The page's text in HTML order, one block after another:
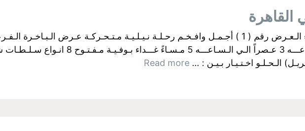
البواخر الفرعونية بالجيزة اولآ: رحــلات الـغـداء الـعـرض رقم ( 1 ) أجـمـل وافـخـم رحـلـة نـيـلـيـة مـتـحـركـة عـرض
الغــــداء سـعـر الـفـرد :350 جـنـيـة مــن الساعـــه 3 عـصراً الـي
الـحـلـو اخـتـيـار بـيـن : … Read more